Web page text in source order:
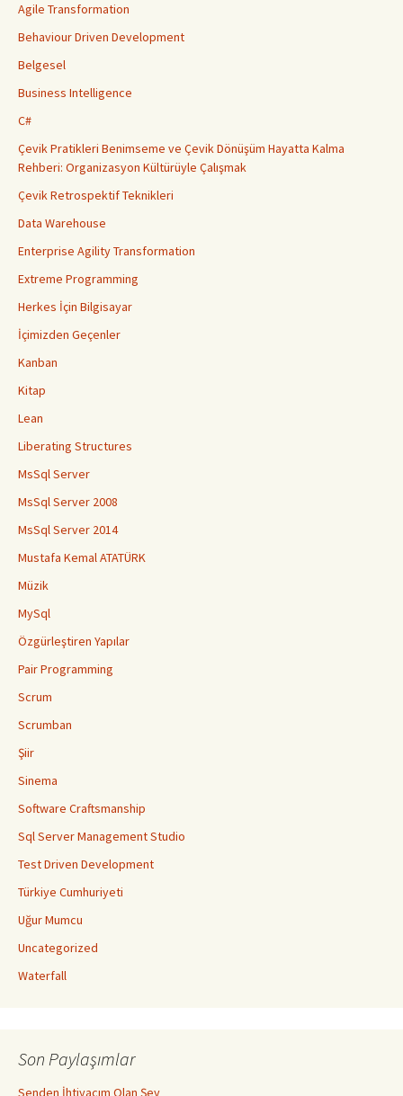
Agile Transformation
Behaviour Driven Development
Belgesel
Business Intelligence
C#
Çevik Pratikleri Benimseme ve Çevik Dönüşüm Hayatta Kalma
Rehberi: Organizasyon Kültürüyle Çalışmak
Çevik Retrospektif Teknikleri
Data Warehouse
Enterprise Agility Transformation
Extreme Programming
Herkes İçin Bilgisayar
İçimizden Geçenler
Kanban
Kitap
Lean
Liberating Structures
MsSql Server
MsSql Server 2008
MsSql Server 2014
Mustafa Kemal ATATÜRK
Müzik
MySql
Özgürleştiren Yapılar
Pair Programming
Scrum
Scrumban
Şiir
Sinema
Software Craftsmanship
Sql Server Management Studio
Test Driven Development
Türkiye Cumhuriyeti
Uğur Mumcu
Uncategorized
Waterfall
Son Paylaşımlar
Senden İhtiyacım Olan Şey